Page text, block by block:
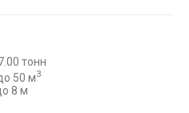
тонн
50 м3
8 м